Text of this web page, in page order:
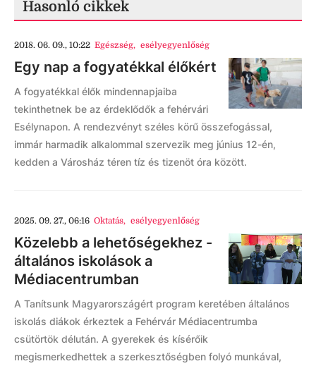
Hasonló cikkek
2018. 06. 09., 10:22 Egészség, esélyegyenlőség
Egy nap a fogyatékkal élőkért
A fogyatékkal élők mindennapjaiba
tekinthetnek be az érdeklődők a fehérvári
Esélynapon. A rendezvényt széles körű összefogással,
immár harmadik alkalommal szervezik meg június 12-én,
kedden a Városház téren tíz és tizenöt óra között.
2025. 09. 27., 06:16 Oktatás, esélyegyenlőség
Közelebb a lehetőségekhez -
általános iskolások a
Médiacentrumban
A Tanítsunk Magyarországért program keretében általános
iskolás diákok érkeztek a Fehérvár Médiacentrumba
csütörtök délután. A gyerekek és kísérőik
megismerkedhettek a szerkesztőségben folyó munkával,